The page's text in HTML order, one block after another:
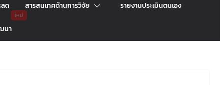
ลด สารสนเทศด้านการวิจัย รายงานประเมินตนเอง
นา